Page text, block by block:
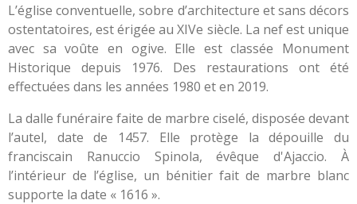
L’église conventuelle, sobre d’architecture et sans décors
ostentatoires, est érigée au XIVe siècle. La nef est unique
avec sa voûte en ogive. Elle est classée Monument
Historique depuis 1976. Des restaurations ont été
effectuées dans les années 1980 et en 2019.
La dalle funéraire faite de marbre ciselé, disposée devant
l’autel, date de 1457. Elle protège la dépouille du
franciscain Ranuccio Spinola, évêque d'Ajaccio. À
l’intérieur de l’église, un bénitier fait de marbre blanc
supporte la date « 1616 ».